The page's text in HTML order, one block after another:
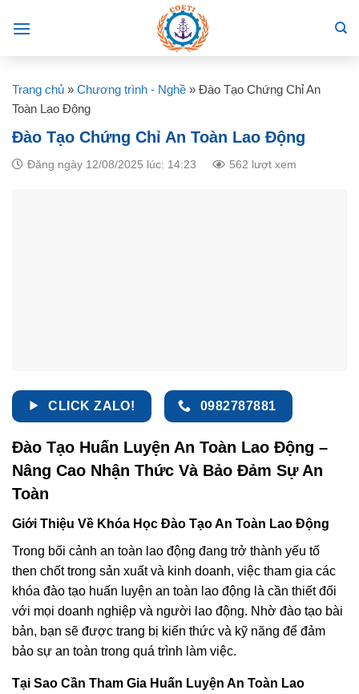
Trang chủ » Chương trình - Nghề » Đào Tạo Chứng Chỉ An
Toàn Lao Động
Đào Tạo Chứng Chỉ An Toàn Lao Động
Đăng ngày 12/08/2025 lúc: 14:23 562 lượt xem
CLICK ZALO! 0982787881
Đào Tạo Huấn Luyện An Toàn Lao Động –
Nâng Cao Nhận Thức Và Bảo Đảm Sự An
Toàn
Giới Thiệu Về Khóa Học Đào Tạo An Toàn Lao Động
Trong bối cảnh an toàn lao động đang trở thành yếu tố
then chốt trong sản xuất và kinh doanh, việc tham gia các
khóa đào tạo huấn luyện an toàn lao động là cần thiết đối
với mọi doanh nghiệp và người lao động. Nhờ đào tạo bài
bản, bạn sẽ được trang bị kiến thức và kỹ năng để đảm
bảo sự an toàn trong quá trình làm việc.
Tại Sao Cần Tham Gia Huấn Luyện An Toàn Lao